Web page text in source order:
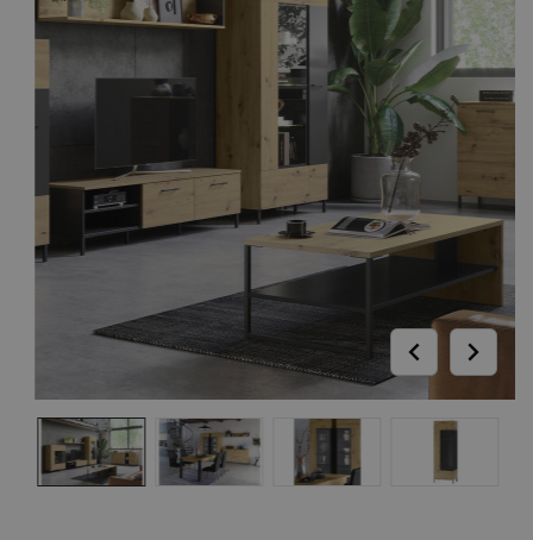
Obývací pokoj
Ložnice